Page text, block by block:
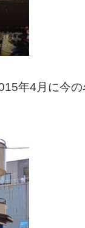
年4月に今の